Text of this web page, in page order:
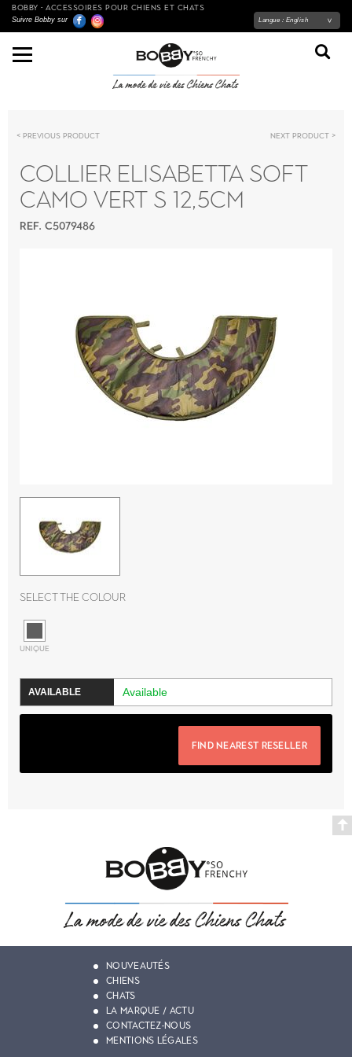
BOBBY - ACCESSOIRES POUR CHIENS ET CHATS
Suivre Bobby sur Langue : English
Previous product Next product
COLLIER ELISABETTA SOFT
CAMO VERT S 12,5CM
REF. C5079486
Select the colour
UNIQUE
Available
FIND NEAREST RESELLER
NOUVEAUTÉS
CHIENS
CHATS
LA MARQUE / ACTU
CONTACTEZ-NOUS
MENTIONS LÉGALES